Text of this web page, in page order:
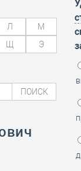
Весны и Труда
Победы!
Л
М
Э
ПОИСК